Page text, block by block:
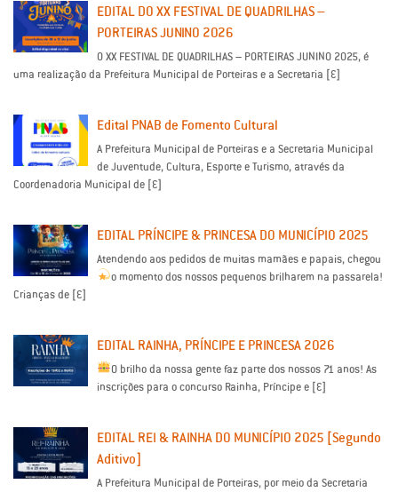
EDITAL DO XX FESTIVAL DE QUADRILHAS –
PORTEIRAS JUNINO 2026
O XX FESTIVAL DE QUADRILHAS – PORTEIRAS JUNINO 2025, é
uma realização da Prefeitura Municipal de Porteiras e a Secretaria […]
Edital PNAB de Fomento Cultural
A Prefeitura Municipal de Porteiras e a Secretaria Municipal
de Juventude, Cultura, Esporte e Turismo, através da
Coordenadoria Municipal de […]
EDITAL PRÍNCIPE & PRINCESA DO MUNICÍPIO 2025
Atendendo aos pedidos de muitas mamães e papais, chegou
o momento dos nossos pequenos brilharem na passarela!
Crianças de […]
EDITAL RAINHA, PRÍNCIPE E PRINCESA 2026
O brilho da nossa gente faz parte dos nossos 71 anos! As
inscrições para o concurso Rainha, Príncipe e […]
EDITAL REI & RAINHA DO MUNICÍPIO 2025 [Segundo
Aditivo]
A Prefeitura Municipal de Porteiras, por meio da Secretaria